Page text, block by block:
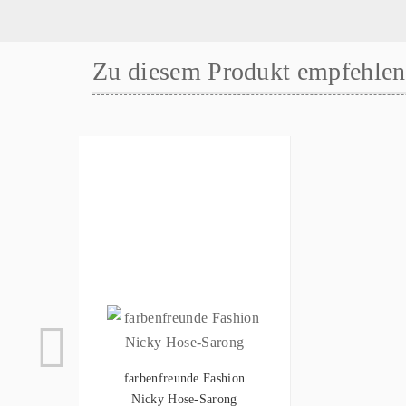
Zu diesem Produkt
farbenfreunde Fashion
Nicky Hose-Sarong